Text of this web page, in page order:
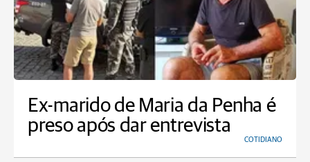
Ex-marido de Maria da Penha é
preso após dar entrevista
COTIDIANO